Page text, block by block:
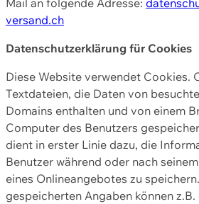
versand.ch
Datenschutzerklärung für Cookies
Diese Website verwendet Cookies.
Textdateien, die Daten von
Domains enthalten und von einem
Computer des Benutzers
dient in erster Linie dazu, die
Benutzer während oder nach
eines Onlineangebotes zu
gespeicherten Angaben können z.B.